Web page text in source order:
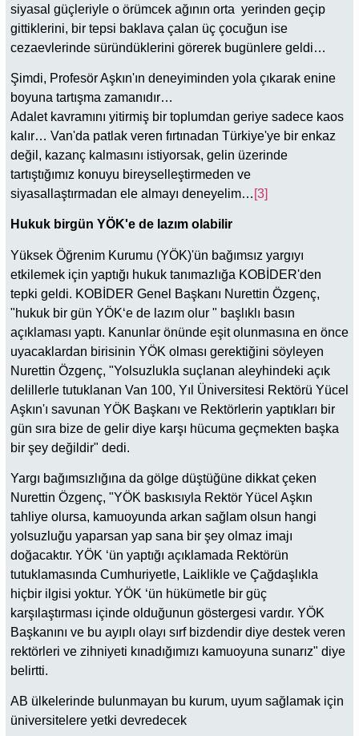
siyasal güçleriyle o örümcek ağının orta yerinden geçip
gittiklerini, bir tepsi baklava çalan üç çocuğun ise
cezaevlerinde süründüklerini görerek bugünlere geldi…
Şimdi, Profesör Aşkın'ın deneyiminden yola çıkarak enine
boyuna tartışma zamanıdır…
Adalet kavramını yitirmiş bir toplumdan geriye sadece kaos
kalır… Van'da patlak veren fırtınadan Türkiye'ye bir enkaz
değil, kazanç kalmasını istiyorsak, gelin üzerinde
tartıştığımız konuyu bireyselleştirmeden ve
siyasallaştırmadan ele almayı deneyelim… [3]
Hukuk birgün YÖK'e de lazım olabilir
Yüksek Öğrenim Kurumu (YÖK)'ün bağımsız yargıyı
etkilemek için yaptığı hukuk tanımazlığa KOBİDER'den
tepki geldi. KOBİDER Genel Başkanı Nurettin Özgenç,
"hukuk bir gün YÖK‘e de lazım olur " başlıklı basın
açıklaması yaptı. Kanunlar önünde eşit olunmasına en önce
uyacaklardan birisinin YÖK olması gerektiğini söyleyen
Nurettin Özgenç, "Yolsuzlukla suçlanan aleyhindeki açık
delillerle tutuklanan Van 100, Yıl Üniversitesi Rektörü Yücel
Aşkın'ı savunan YÖK Başkanı ve Rektörlerin yaptıkları bir
gün sıra bize de gelir diye karşı hücuma geçmekten başka
bir şey değildir" dedi.
Yargı bağımsızlığına da gölge düştüğüne dikkat çeken
Nurettin Özgenç, "YÖK baskısıyla Rektör Yücel Aşkın
tahliye olursa, kamuoyunda arkan sağlam olsun hangi
yolsuzluğu yaparsan yap sana bir şey olmaz imajı
doğacaktır. YÖK ‘ün yaptığı açıklamada Rektörün
tutuklamasında Cumhuriyetle, Laiklikle ve Çağdaşlıkla
hiçbir ilgisi yoktur. YÖK ‘ün hükümetle bir güç
karşılaştırması içinde olduğunun göstergesi vardır. YÖK
Başkanını ve bu ayıplı olayı sırf bizdendir diye destek veren
rektörleri ve zihniyeti kınadığımızı kamuoyuna sunarız" diye
belirtti.
AB ülkelerinde bulunmayan bu kurum, uyum sağlamak için
üniversitelere yetki devredecek